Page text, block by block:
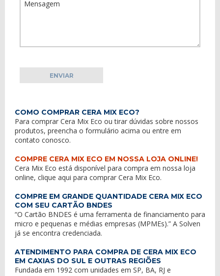
COMO COMPRAR CERA MIX ECO?
Para comprar Cera Mix Eco ou tirar dúvidas sobre nossos
produtos, preencha o formulário acima ou entre em
contato conosco.
COMPRE CERA MIX ECO EM NOSSA LOJA ONLINE!
Cera Mix Eco está disponível para compra em nossa loja
online, clique aqui para comprar Cera Mix Eco.
COMPRE EM GRANDE QUANTIDADE CERA MIX ECO
COM SEU CARTÃO BNDES
“O Cartão BNDES é uma ferramenta de financiamento para
micro e pequenas e médias empresas (MPMEs).” A Solven
já se encontra credenciada.
ATENDIMENTO PARA COMPRA DE CERA MIX ECO
EM CAXIAS DO SUL E OUTRAS REGIÕES
Fundada em 1992 com unidades em SP, BA, RJ e